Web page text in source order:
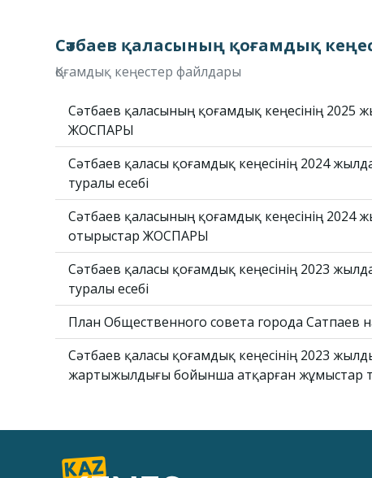
Сәтбаев қаласының қоғамдық
Қоғамдық кеңестер файлдары
Сәтбаев қаласының қоғамдық кеңесінің 2025
ЖОСПАРЫ
Сәтбаев қаласы қоғамдық кеңесінің 2024
туралы есебі
Сәтбаев қаласының қоғамдық кеңесінің 2024
отырыстар ЖОСПАРЫ
Сәтбаев қаласы қоғамдық кеңесінің 2023
туралы есебі
План Общественного совета города Сатпаев
Сәтбаев қаласы қоғамдық кеңесінің 2023
жартыжылдығы бойынша атқарған жұмыстар